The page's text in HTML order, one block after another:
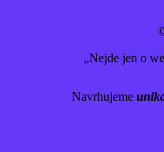
„Nejde jen o
Navrhujeme